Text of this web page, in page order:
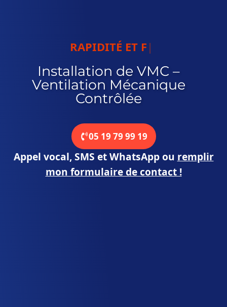
RAPIDITÉ ET FIABILITÉ
Installation de VMC –
Ventilation Mécanique
Contrôlée
05 19 79 99 19
Appel vocal, SMS et WhatsAppou remplir
mon formulaire de contact !